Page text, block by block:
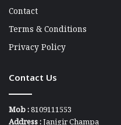
Contact
Terms & Conditions
Privacy Policy
Contact Us
Mob :8109111553